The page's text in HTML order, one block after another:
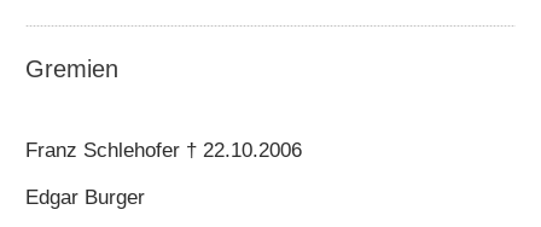
Gremien
Franz Schlehofer † 22.10.2006
Edgar Burger